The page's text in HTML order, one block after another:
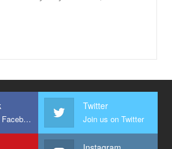
Join us on Facebook
Twitter
Join us on Twitter